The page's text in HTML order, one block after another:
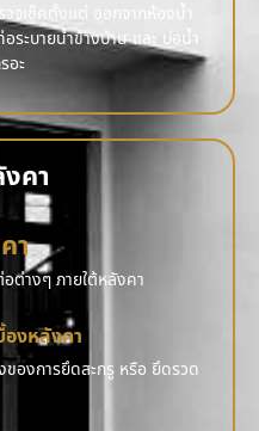
วจเช็คตั้งแต่ ออกจากห้องน้ำ
ระบายน้ำข้างบ้าน และ บ่อน้ำ
อะ
คา
า
ต่างๆ ภายใต้หลังคา
องหลังคา
องการยึดสะกรู หรือ ยึดรวด